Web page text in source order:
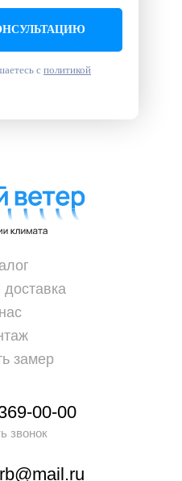
с политикой
00-00
звонок
замер